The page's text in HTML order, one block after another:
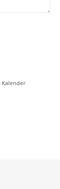
Kalender